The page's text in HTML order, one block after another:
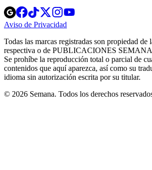
Opens
in
new
Opens
in
new
Opens
in
new
window
Opens
new
windowwindow
Aviso de Privacidad
new
window
Todas las marcas registradas son propiedad de
respectiva o de PUBLICACIONES
Se prohíbe la reproducción total o parcial de
contenidos que aquí aparezca, así como su
idioma sin autorización escrita por su titular.
© 2026 Semana. Todos los derechos